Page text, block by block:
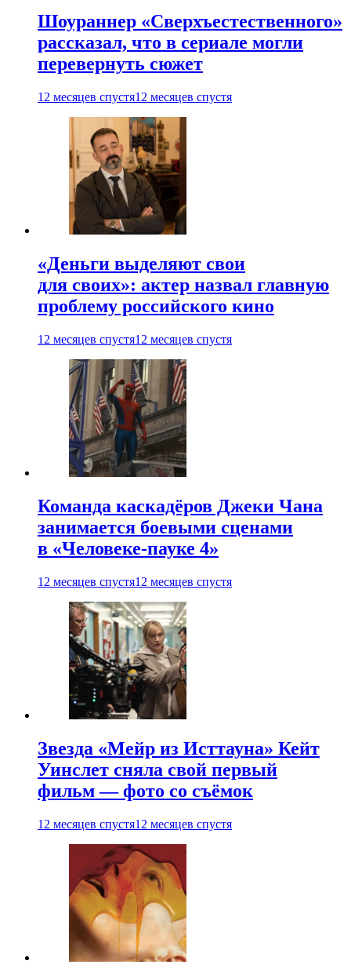
Шоураннер «Сверхъестественного»
рассказал, что в сериале могли
перевернуть сюжет
12 месяцев спустя12 месяцев спустя
«Деньги выделяют свои
для своих»: актер назвал главную
проблему российского кино
12 месяцев спустя12 месяцев спустя
Команда каскадёров Джеки Чана
занимается боевыми сценами
в «Человеке-пауке 4»
12 месяцев спустя12 месяцев спустя
Звезда «Мейр из Исттауна» Кейт
Уинслет сняла свой первый
фильм — фото со съёмок
12 месяцев спустя12 месяцев спустя